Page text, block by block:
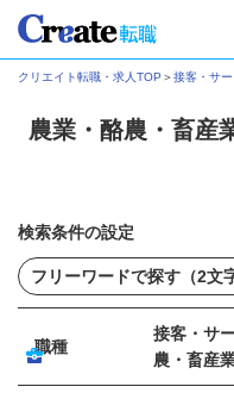
クリエイト転職・求人TOP ＞接客・サ
農業・酪農・畜産
検索条件の設定
職種
接客・サ
農・畜産